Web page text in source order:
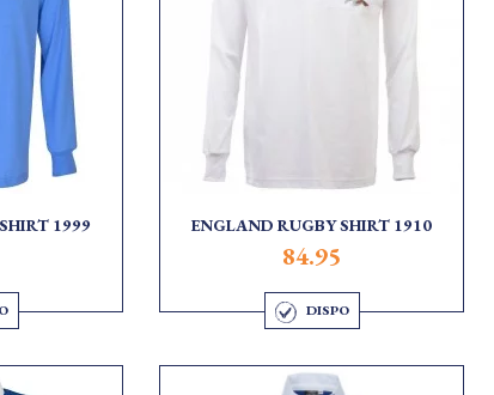
1999 ENGLAND RUGBY SHIRT 1910
84.95
DISPO